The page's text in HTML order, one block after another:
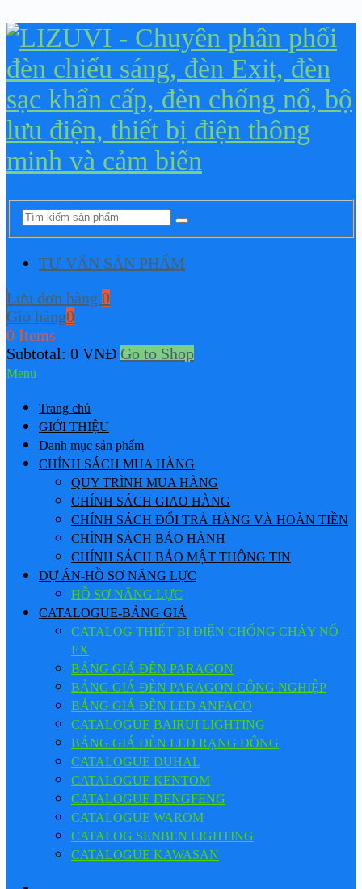
TƯ VẤN SẢN PHẨM
Lưu đơn hàng 0
Giỏ hàng0
0 Items
Subtotal: 0 VNĐ Go to Shop
Menu
Trang chủ
GIỚI THIỆU
Danh mục sản phẩm
CHÍNH SÁCH MUA HÀNG
QUY TRÌNH MUA HÀNG
CHÍNH SÁCH GIAO HÀNG
CHÍNH SÁCH ĐỔI TRẢ HÀNG VÀ HOÀN TIỀN
CHÍNH SÁCH BẢO HÀNH
CHÍNH SÁCH BẢO MẬT THÔNG TIN
DỰ ÁN-HỒ SƠ NĂNG LỰC
HỒ SƠ NĂNG LỰC
CATALOGUE-BẢNG GIÁ
CATALOG THIẾT BỊ ĐIỆN CHỐNG CHÁY NỔ -
EX
BẢNG GIÁ ĐÈN PARAGON
BẢNG GIÁ ĐÈN PARAGON CÔNG NGHIỆP
BẢNG GIÁ ĐÈN LED ANFACO
CATALOGUE BAIRUI LIGHTING
BẢNG GIÁ ĐÈN LED RẠNG ĐÔNG
CATALOGUE DUHAL
CATALOGUE KENTOM
CATALOGUE DENGFENG
CATALOGUE WAROM
CATALOG SENBEN LIGHTING
CATALOGUE KAWASAN